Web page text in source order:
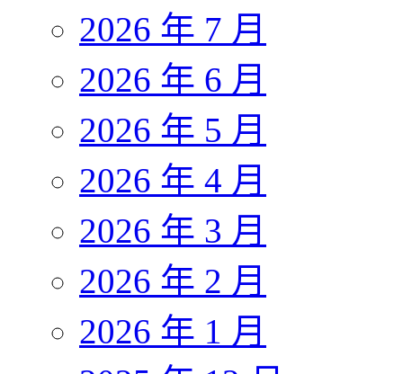
2026 年 7 月
2026 年 6 月
2026 年 5 月
2026 年 4 月
2026 年 3 月
2026 年 2 月
2026 年 1 月